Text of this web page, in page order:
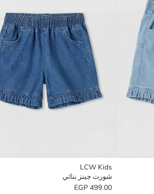
LCW Kids
شورت جينز بناتي
499.00 EGP